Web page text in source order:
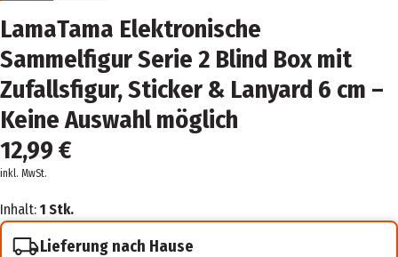
LamaTama Elektronische
Sammelfigur Serie 2 Blind Box mit
Zufallsfigur, Sticker & Lanyard 6 cm –
Keine Auswahl möglich
12,99 €
inkl. MwSt.
Inhalt: 1 Stk.
Lieferung nach Hause